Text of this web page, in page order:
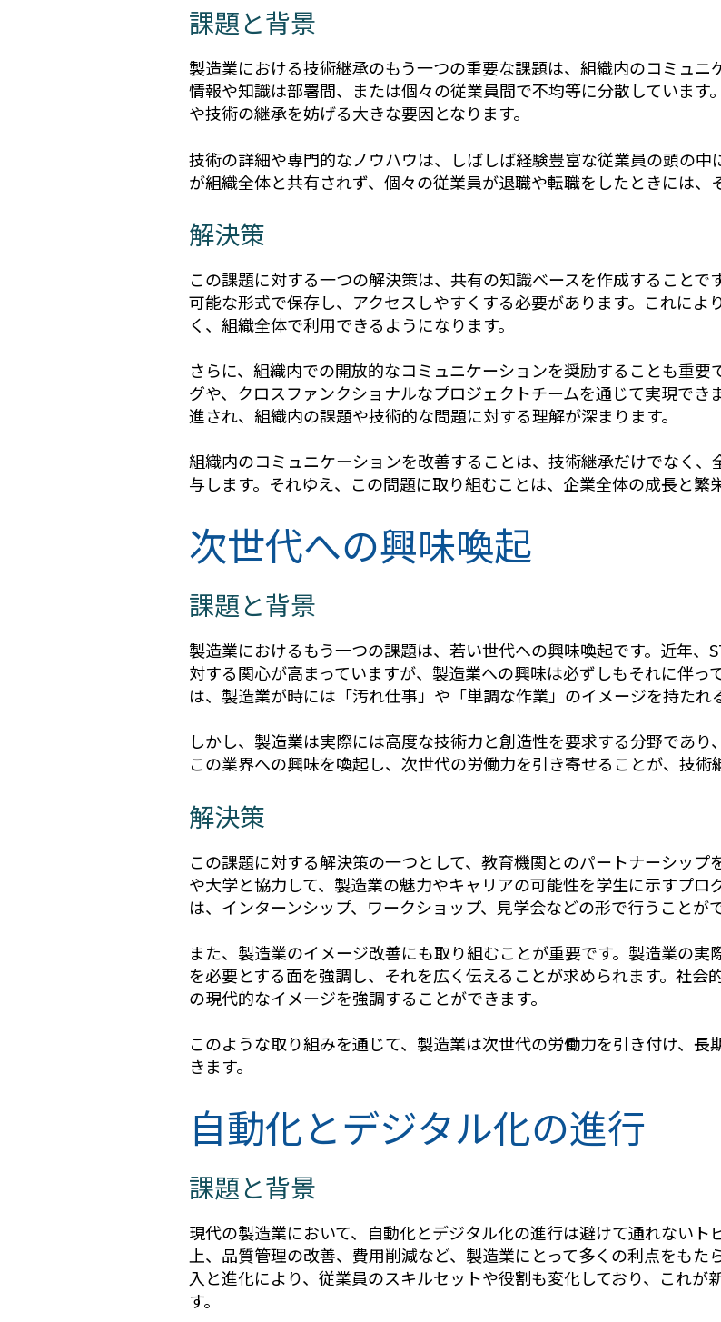
課題と背景
製造業における技術継承のもう一つの重要な課題は、組織内のコミュニ
情報や知識は部署間、または個々の従業員間で不均等に分散していま
や技術の継承を妨げる大きな要因となります。
技術の詳細や専門的なノウハウは、しばしば経験豊富な従業員の頭の中
が組織全体と共有されず、個々の従業員が退職や転職をしたときには、
解決策
この課題に対する一つの解決策は、共有の知識ベースを作成すること
可能な形式で保存し、アクセスしやすくする必要があります。これによ
く、組織全体で利用できるようになります。
さらに、組織内での開放的なコミュニケーションを奨励することも重
グや、クロスファンクショナルなプロジェクトチームを通じて実現でき
進され、組織内の課題や技術的な問題に対する理解が深まります。
組織内のコミュニケーションを改善することは、技術継承だけでなく
与します。それゆえ、この問題に取り組むことは、企業全体の成長と繁
次世代への興味喚起
課題と背景
製造業におけるもう一つの課題は、若い世代への興味喚起です。近年、
対する関心が高まっていますが、製造業への興味は必ずしもそれに伴っ
は、製造業が時には「汚れ仕事」や「単調な作業」のイメージを持たれ
しかし、製造業は実際には高度な技術力と創造性を要求する分野であり
この業界への興味を喚起し、次世代の労働力を引き寄せることが、技術
解決策
この課題に対する解決策の一つとして、教育機関とのパートナーシッ
や大学と協力して、製造業の魅力やキャリアの可能性を学生に示すプロ
は、インターンシップ、ワークショップ、見学会などの形で行うことがで
また、製造業のイメージ改善にも取り組むことが重要です。製造業の
を必要とする面を強調し、それを広く伝えることが求められます。社会
の現代的なイメージを強調することができます。
このような取り組みを通じて、製造業は次世代の労働力を引き付け、
きます。
自動化とデジタル化の進行
課題と背景
現代の製造業において、自動化とデジタル化の進行は避けて通れないト
上、品質管理の改善、費用削減など、製造業にとって多くの利点をも
入と進化により、従業員のスキルセットや役割も変化しており、これが
す。